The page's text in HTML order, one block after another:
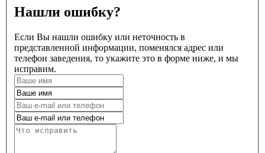
Нашли ошибку?
Если Вы нашли ошибку или неточность в
представленной информации, поменялся адрес или
телефон заведения, то укажите это в форме ниже, и мы
исправим.